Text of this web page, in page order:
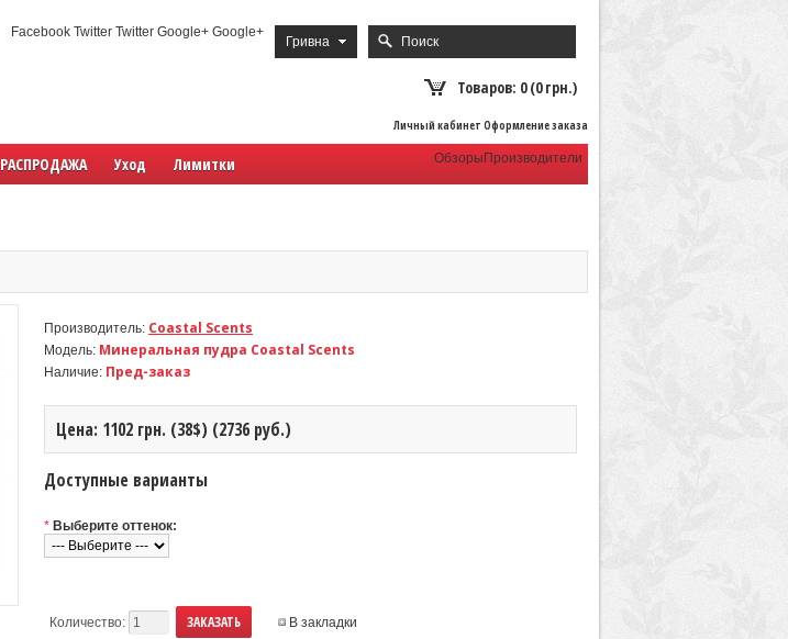
Гривна
Facebook Twitter Twitter Google+ Google+
Товаров: 0 (0 грн.)
Личный кабинет Оформление заказа
РАСПРОДАЖА Уход Лимитки Производители
Обзоры
Производитель: Coastal Scents
Модель: Минеральная пудра Coastal Scents
Наличие: Пред-заказ
Цена: 1102 грн. (38$) (2736 руб.)
Доступные варианты
* Выберите оттенок:
Количество: В закладки